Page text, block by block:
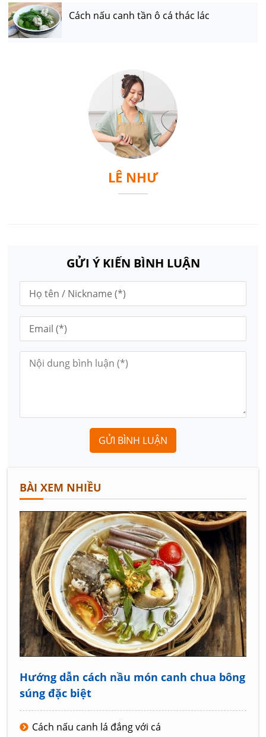
Cách nấu canh tần ô cá thác lác
LÊ NHƯ
GỬI Ý KIẾN BÌNH LUẬN
GỬI BÌNH LUẬN
BÀI XEM NHIỀU
Hướng dẫn cách nầu món canh chua bông
súng đặc biệt
Cách nấu canh lá đắng với cá